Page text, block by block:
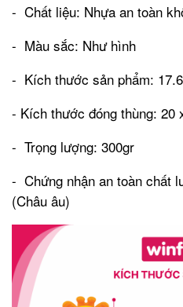
- Chất liệu: Nhựa an toàn
- Màu sắc: Như hình
- Kích thước sản phẩm:
- Kích thước đóng thùng: 20
- Trọng lượng: 300gr
- Chứng nhận an toàn chất
(Châu âu)